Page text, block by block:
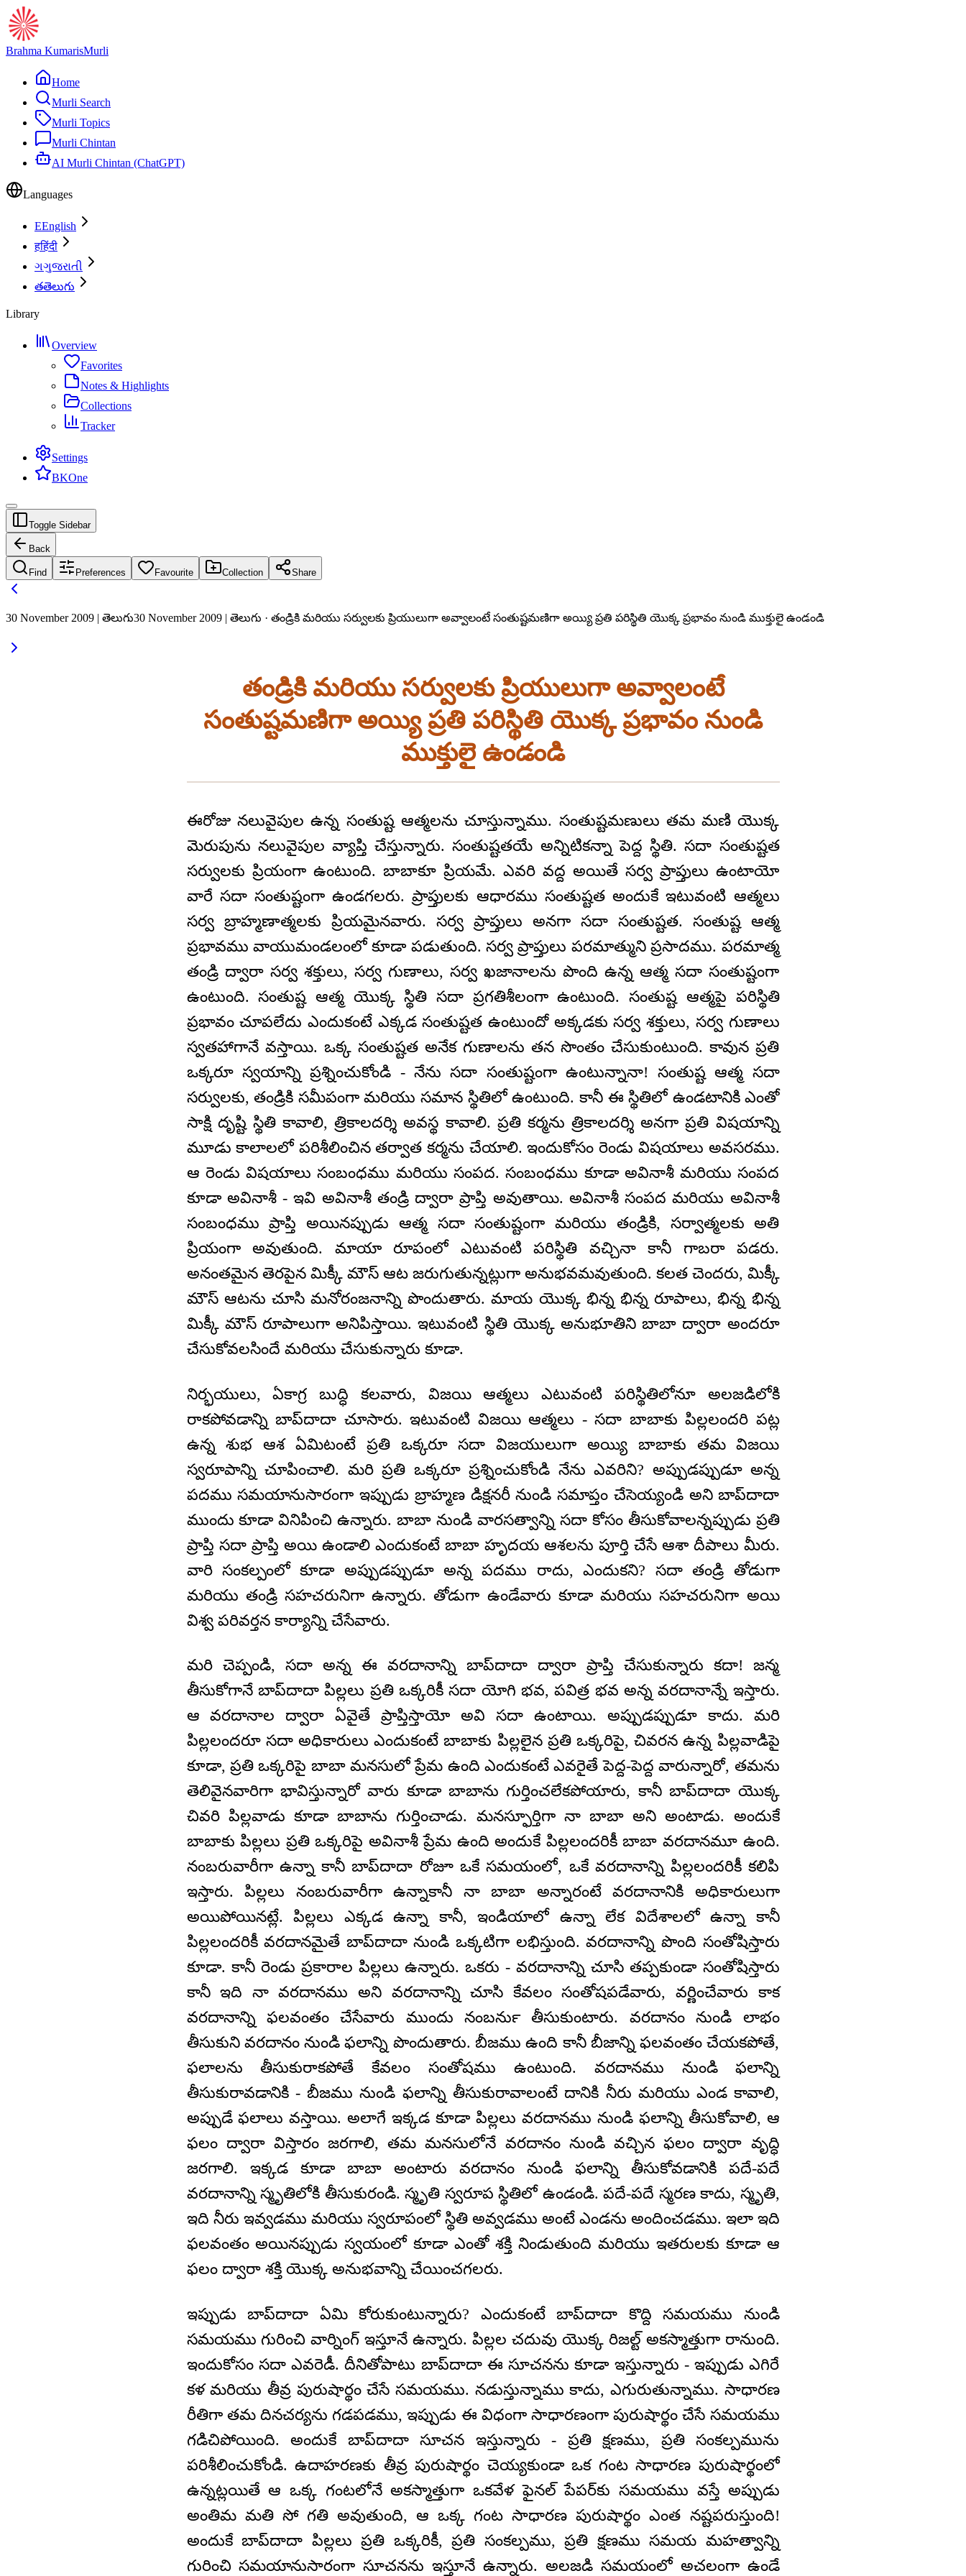
Brahma KumarisMurli
Home
Murli Search
Murli Topics
Murli Chintan
AI Murli Chintan (ChatGPT)
Languages
EEnglish
हहिंदी
ગગુજરાતી
తతెలుగు
Library
Overview
Favorites
Notes & Highlights
Collections
Tracker
Settings
BKOne
Toggle Sidebar
Back
Find Preferences Favourite Collection Share
30 November 2009 | తెలుగు30 November 2009 | తెలుగు · తండ్రికి మరియు సర్వులకు ప్రియులుగా అవ్వాలంటే సంతుష్టమణిగా అయ్యి ప్రతి పరిస్థితి యొక్క ప్రభావం నుండి ముక్తులై ఉండండి
తండ్రికి మరియు సర్వులకు ప్రియులుగా అవ్వాలంటే
సంతుష్టమణిగా అయ్యి ప్రతి పరిస్థితి యొక్క ప్రభావం నుండి
ముక్తులై ఉండండి
ఈరోజు నలువైపుల ఉన్న సంతుష్ట ఆత్మలను చూస్తున్నాము. సంతుష్టమణులు తమ మణి యొక్క
మెరుపును నలువైపుల వ్యాప్తి చేస్తున్నారు. సంతుష్టతయే అన్నిటికన్నా పెద్ద స్థితి. సదా సంతుష్టత
సర్వులకు ప్రియంగా ఉంటుంది. బాబాకూ ప్రియమే. ఎవరి వద్ద అయితే సర్వ ప్రాప్తులు ఉంటాయో
వారే సదా సంతుష్టంగా ఉండగలరు. ప్రాప్తులకు ఆధారము సంతుష్టత అందుకే ఇటువంటి ఆత్మలు
సర్వ బ్రాహ్మణాత్మలకు ప్రియమైనవారు. సర్వ ప్రాప్తులు అనగా సదా సంతుష్టత. సంతుష్ట ఆత్మ
ప్రభావము వాయుమండలంలో కూడా పడుతుంది. సర్వ ప్రాప్తులు పరమాత్ముని ప్రసాదము. పరమాత్మ
తండ్రి ద్వారా సర్వ శక్తులు, సర్వ గుణాలు, సర్వ ఖజానాలను పొంది ఉన్న ఆత్మ సదా సంతుష్టంగా
ఉంటుంది. సంతుష్ట ఆత్మ యొక్క స్థితి సదా ప్రగతిశీలంగా ఉంటుంది. సంతుష్ట ఆత్మపై పరిస్థితి
ప్రభావం చూపలేదు ఎందుకంటే ఎక్కడ సంతుష్టత ఉంటుందో అక్కడకు సర్వ శక్తులు, సర్వ గుణాలు
స్వతహాగానే వస్తాయి. ఒక్క సంతుష్టత అనేక గుణాలను తన సొంతం చేసుకుంటుంది. కావున ప్రతి
ఒక్కరూ స్వయాన్ని ప్రశ్నించుకోండి - నేను సదా సంతుష్టంగా ఉంటున్నానా! సంతుష్ట ఆత్మ సదా
సర్వులకు, తండ్రికి సమీపంగా మరియు సమాన స్థితిలో ఉంటుంది. కానీ ఈ స్థితిలో ఉండటానికి ఎంతో
సాక్షి దృష్టి స్థితి కావాలి, త్రికాలదర్శి అవస్థ కావాలి. ప్రతి కర్మను త్రికాలదర్శి అనగా ప్రతి విషయాన్ని
మూడు కాలాలలో పరిశీలించిన తర్వాత కర్మను చేయాలి. ఇందుకోసం రెండు విషయాలు అవసరము.
ఆ రెండు విషయాలు సంబంధము మరియు సంపద. సంబంధము కూడా అవినాశీ మరియు సంపద
కూడా అవినాశీ - ఇవి అవినాశీ తండ్రి ద్వారా ప్రాప్తి అవుతాయి. అవినాశీ సంపద మరియు అవినాశీ
సంబంధము ప్రాప్తి అయినప్పుడు ఆత్మ సదా సంతుష్టంగా మరియు తండ్రికి, సర్వాత్మలకు అతి
ప్రియంగా అవుతుంది. మాయా రూపంలో ఎటువంటి పరిస్థితి వచ్చినా కానీ గాబరా పడరు.
అనంతమైన తెరపైన మిక్కీ మౌస్‌ ఆట జరుగుతున్నట్లుగా అనుభవమవుతుంది. కలత చెందరు, మిక్కీ
మౌస్‌ ఆటను చూసి మనోరంజనాన్ని పొందుతారు. మాయ యొక్క భిన్న భిన్న రూపాలు, భిన్న భిన్న
మిక్కీ మౌస్‌ రూపాలుగా అనిపిస్తాయి. ఇటువంటి స్థితి యొక్క అనుభూతిని బాబా ద్వారా అందరూ
చేసుకోవలసిందే మరియు చేసుకున్నారు కూడా.
నిర్భయులు, ఏకాగ్ర బుద్ధి కలవారు, విజయి ఆత్మలు ఎటువంటి పరిస్థితిలోనూ అలజడిలోకి
రాకపోవడాన్ని బాప్‌దాదా చూసారు. ఇటువంటి విజయి ఆత్మలు - సదా బాబాకు పిల్లలందరి పట్ల
ఉన్న శుభ ఆశ ఏమిటంటే ప్రతి ఒక్కరూ సదా విజయులుగా అయ్యి బాబాకు తమ విజయి
స్వరూపాన్ని చూపించాలి. మరి ప్రతి ఒక్కరూ ప్రశ్నించుకోండి నేను ఎవరిని? అప్పుడప్పుడూ అన్న
పదము సమయానుసారంగా ఇప్పుడు బ్రాహ్మణ డిక్షనరీ నుండి సమాప్తం చేసెయ్యండి అని బాప్‌దాదా
ముందు కూడా వినిపించి ఉన్నారు. బాబా నుండి వారసత్వాన్ని సదా కోసం తీసుకోవాలన్నప్పుడు ప్రతి
ప్రాప్తి సదా ప్రాప్తి అయి ఉండాలి ఎందుకంటే బాబా హృదయ ఆశలను పూర్తి చేసే ఆశా దీపాలు మీరు.
వారి సంకల్పంలో కూడా అప్పుడప్పుడూ అన్న పదము రాదు, ఎందుకని? సదా తండ్రి తోడుగా
మరియు తండ్రి సహచరునిగా ఉన్నారు. తోడుగా ఉండేవారు కూడా మరియు సహచరునిగా అయి
విశ్వ పరివర్తన కార్యాన్ని చేసేవారు.
మరి చెప్పండి, సదా అన్న ఈ వరదానాన్ని బాప్‌దాదా ద్వారా ప్రాప్తి చేసుకున్నారు కదా! జన్మ
తీసుకోగానే బాప్‌దాదా పిల్లలు ప్రతి ఒక్కరికీ సదా యోగి భవ, పవిత్ర భవ అన్న వరదానాన్నే ఇస్తారు.
ఆ వరదానాల ద్వారా ఏవైతే ప్రాప్తిస్తాయో అవి సదా ఉంటాయి. అప్పుడప్పుడూ కాదు. మరి
పిల్లలందరూ సదా అధికారులు ఎందుకంటే బాబాకు పిల్లలైన ప్రతి ఒక్కరిపై, చివరన ఉన్న పిల్లవాడిపై
కూడా, ప్రతి ఒక్కరిపై బాబా మనసులో ప్రేమ ఉంది ఎందుకంటే ఎవరైతే పెద్ద-పెద్ద వారున్నారో, తమను
తెలివైనవారిగా భావిస్తున్నారో వారు కూడా బాబాను గుర్తించలేకపోయారు, కానీ బాప్‌దాదా యొక్క
చివరి పిల్లవాడు కూడా బాబాను గుర్తించాడు. మనస్ఫూర్తిగా నా బాబా అని అంటాడు. అందుకే
బాబాకు పిల్లలు ప్రతి ఒక్కరిపై అవినాశీ ప్రేమ ఉంది అందుకే పిల్లలందరికీ బాబా వరదానమూ ఉంది.
నంబరువారీగా ఉన్నా కానీ బాప్‌దాదా రోజూ ఒకే సమయంలో, ఒకే వరదానాన్ని పిల్లలందరికీ కలిపి
ఇస్తారు. పిల్లలు నంబరువారీగా ఉన్నాకానీ నా బాబా అన్నారంటే వరదానానికి అధికారులుగా
అయిపోయినట్లే. పిల్లలు ఎక్కడ ఉన్నా కానీ, ఇండియాలో ఉన్నా లేక విదేశాలలో ఉన్నా కానీ
పిల్లలందరికీ వరదానమైతే బాప్‌దాదా నుండి ఒక్కటిగా లభిస్తుంది. వరదానాన్ని పొంది సంతోషిస్తారు
కూడా. కానీ రెండు ప్రకారాల పిల్లలు ఉన్నారు. ఒకరు - వరదానాన్ని చూసి తప్పకుండా సంతోషిస్తారు
కానీ ఇది నా వరదానము అని వరదానాన్ని చూసి కేవలం సంతోషపడేవారు, వర్ణించేవారు కాక
వరదానాన్ని ఫలవంతం చేసేవారు ముందు నంబర్‍ను తీసుకుంటారు. వరదానం నుండి లాభం
తీసుకుని వరదానం నుండి ఫలాన్ని పొందుతారు. బీజము ఉంది కానీ బీజాన్ని ఫలవంతం చేయకపోతే,
ఫలాలను తీసుకురాకపోతే కేవలం సంతోషము ఉంటుంది. వరదానము నుండి ఫలాన్ని
తీసుకురావడానికి - బీజము నుండి ఫలాన్ని తీసుకురావాలంటే దానికి నీరు మరియు ఎండ కావాలి,
అప్పుడే ఫలాలు వస్తాయి. అలాగే ఇక్కడ కూడా పిల్లలు వరదానము నుండి ఫలాన్ని తీసుకోవాలి, ఆ
ఫలం ద్వారా విస్తారం జరగాలి, తమ మనసులోనే వరదానం నుండి వచ్చిన ఫలం ద్వారా వృద్ధి
జరగాలి. ఇక్కడ కూడా బాబా అంటారు వరదానం నుండి ఫలాన్ని తీసుకోవడానికి పదే-పదే
వరదానాన్ని స్మృతిలోకి తీసుకురండి. స్మృతి స్వరూప స్థితిలో ఉండండి. పదే-పదే స్మరణ కాదు, స్మృతి,
ఇది నీరు ఇవ్వడము మరియు స్వరూపంలో స్థితి అవ్వడము అంటే ఎండను అందించడము. ఇలా ఇది
ఫలవంతం అయినప్పుడు స్వయంలో కూడా ఎంతో శక్తి నిండుతుంది మరియు ఇతరులకు కూడా ఆ
ఫలం ద్వారా శక్తి యొక్క అనుభవాన్ని చేయించగలరు.
ఇప్పుడు బాప్‌దాదా ఏమి కోరుకుంటున్నారు? ఎందుకంటే బాప్‌దాదా కొద్ది సమయము నుండి
సమయము గురించి వార్నింగ్‌ ఇస్తూనే ఉన్నారు. పిల్లల చదువు యొక్క రిజల్ట్‌ అకస్మాత్తుగా రానుంది.
ఇందుకోసం సదా ఎవరెడీ. దీనితోపాటు బాప్‌దాదా ఈ సూచనను కూడా ఇస్తున్నారు - ఇప్పుడు ఎగిరే
కళ మరియు తీవ్ర పురుషార్థం చేసే సమయము. నడుస్తున్నాము కాదు, ఎగురుతున్నాము. సాధారణ
రీతిగా తమ దినచర్యను గడపడము, ఇప్పుడు ఈ విధంగా సాధారణంగా పురుషార్థం చేసే సమయము
గడిచిపోయింది. అందుకే బాప్‌దాదా సూచన ఇస్తున్నారు - ప్రతి క్షణము, ప్రతి సంకల్పమును
పరిశీలించుకోండి. ఉదాహరణకు తీవ్ర పురుషార్థం చెయ్యకుండా ఒక గంట సాధారణ పురుషార్థంలో
ఉన్నట్లయితే ఆ ఒక్క గంటలోనే అకస్మాత్తుగా ఒకవేళ ఫైనల్‌ పేపర్‌కు సమయము వస్తే అప్పుడు
అంతిమ మతి సో గతి అవుతుంది, ఆ ఒక్క గంట సాధారణ పురుషార్థం ఎంత నష్టపరుస్తుంది!
అందుకే బాప్‌దాదా పిల్లలు ప్రతి ఒక్కరికీ, ప్రతి సంకల్పము, ప్రతి క్షణము సమయ మహత్వాన్ని
గురించి సమయానుసారంగా సూచనను ఇస్తూనే ఉన్నారు. అలజడి సమయంలో అచలంగా ఉండే